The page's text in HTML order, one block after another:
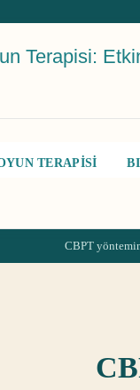
Terapisi:
TERAPİSİ
CBPT